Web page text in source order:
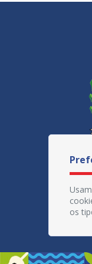
os